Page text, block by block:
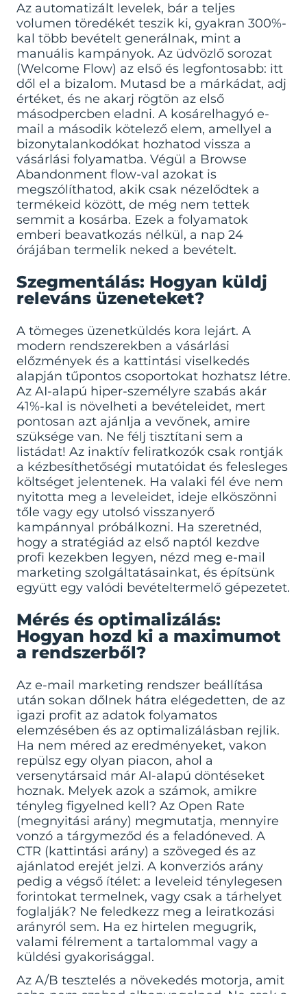
Az automatizált levelek, bár a teljes
volumen töredékét teszik ki, gyakran 300%-
kal több bevételt generálnak, mint a
manuális kampányok. Az üdvözlő sorozat
(Welcome Flow) az első és legfontosabb: itt
dől el a bizalom. Mutasd be a márkádat, adj
értéket, és ne akarj rögtön az első
másodpercben eladni. A kosárelhagyó e-
mail a második kötelező elem, amellyel a
bizonytalankodókat hozhatod vissza a
vásárlási folyamatba. Végül a Browse
Abandonment flow-val azokat is
megszólíthatod, akik csak nézelődtek a
termékeid között, de még nem tettek
semmit a kosárba. Ezek a folyamatok
emberi beavatkozás nélkül, a nap 24
órájában termelik neked a bevételt.
Szegmentálás: Hogyan küldj
releváns üzeneteket?
A tömeges üzenetküldés kora lejárt. A
modern rendszerekben a vásárlási
előzmények és a kattintási viselkedés
alapján tűpontos csoportokat hozhatsz létre.
Az AI-alapú hiper-személyre szabás akár
41%-kal is növelheti a bevételeidet, mert
pontosan azt ajánlja a vevőnek, amire
szüksége van. Ne félj tisztítani sem a
listádat! Az inaktív feliratkozók csak rontják
a kézbesíthetőségi mutatóidat és felesleges
költséget jelentenek. Ha valaki fél éve nem
nyitotta meg a leveleidet, ideje elköszönni
tőle vagy egy utolsó visszanyerő
kampánnyal próbálkozni. Ha szeretnéd,
hogy a stratégiád az első naptól kezdve
profi kezekben legyen, nézd meg e-mail
marketing szolgáltatásainkat, és építsünk
együtt egy valódi bevételtermelő gépezetet.
Mérés és optimalizálás:
Hogyan hozd ki a maximumot
a rendszerből?
Az e-mail marketing rendszer beállítása
után sokan dőlnek hátra elégedetten, de az
igazi profit az adatok folyamatos
elemzésében és az optimalizálásban rejlik.
Ha nem méred az eredményeket, vakon
repülsz egy olyan piacon, ahol a
versenytársaid már AI-alapú döntéseket
hoznak. Melyek azok a számok, amikre
tényleg figyelned kell? Az Open Rate
(megnyitási arány) megmutatja, mennyire
vonzó a tárgymeződ és a feladóneved. A
CTR (kattintási arány) a szöveged és az
ajánlatod erejét jelzi. A konverziós arány
pedig a végső ítélet: a leveleid ténylegesen
forintokat termelnek, vagy csak a tárhelyet
foglalják? Ne feledkezz meg a leiratkozási
arányról sem. Ha ez hirtelen megugrik,
valami félrement a tartalommal vagy a
küldési gyakorisággal.
Az A/B tesztelés a növekedés motorja, amit